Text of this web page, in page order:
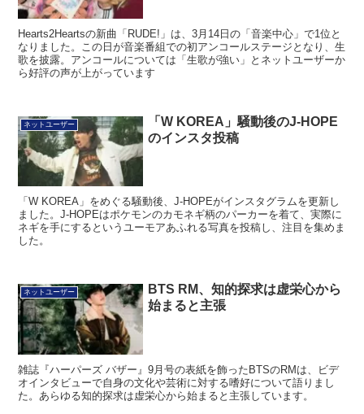
Hearts2Heartsの新曲「RUDE!」は、3月14日の「音楽中心」で1位と
なりました。この日が音楽番組での初アンコールステージとなり、生
歌を披露。アンコールについては「生歌が強い」とネットユーザーか
ら好評の声が上がっています
ネットユーザー
「W KOREA」騒動後のJ-HOPE
のインスタ投稿
「W KOREA」をめぐる騒動後、J-HOPEがインスタグラムを更新し
ました。J-HOPEはポケモンのカモネギ柄のパーカーを着て、実際に
ネギを手にするというユーモアあふれる写真を投稿し、注目を集めま
した。
ネットユーザー
BTS RM、知的探求は虚栄心から
始まると主張
雑誌『ハーパーズ バザー』9月号の表紙を飾ったBTSのRMは、ビデ
オインタビューで自身の文化や芸術に対する嗜好について語りまし
た。あらゆる知的探求は虚栄心から始まると主張しています。